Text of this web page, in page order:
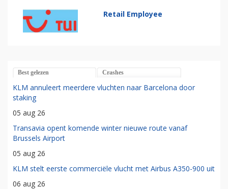
Retail Employee
Best gelezen Crashes
KLM annuleert meerdere vluchten naar Barcelona door
staking
05 aug 26
Transavia opent komende winter nieuwe route vanaf
Brussels Airport
05 aug 26
KLM stelt eerste commerciële vlucht met Airbus A350-900 uit
06 aug 26